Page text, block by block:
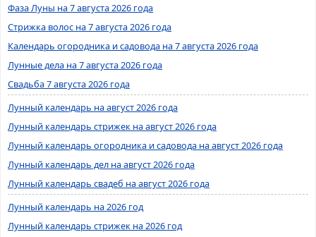
Фаза Луны на 7 августа 2026 года
Стрижка волос на 7 августа 2026 года
Календарь огородника и садовода на 7 августа 2026 года
Лунные дела на 7 августа 2026 года
Свадьба 7 августа 2026 года
Лунный календарь на август 2026 года
Лунный календарь стрижек на август 2026 года
Лунный календарь огородника и садовода на август 2026 года
Лунный календарь дел на август 2026 года
Лунный календарь свадеб на август 2026 года
Лунный календарь на 2026 год
Лунный календарь стрижек на 2026 год